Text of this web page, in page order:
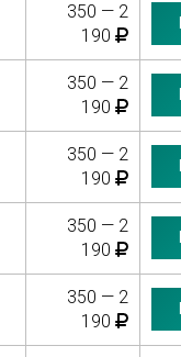
350 — 2
190
350 — 2
190
350 — 2
190
350 — 2
190
350 — 2
190